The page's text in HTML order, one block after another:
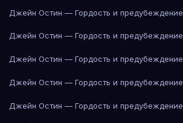
Джейн Остин — Гордость и предубеждение
Джейн Остин — Гордость и предубеждение
Джейн Остин — Гордость и предубеждение
Джейн Остин — Гордость и предубеждение
Джейн Остин — Гордость и предубеждение